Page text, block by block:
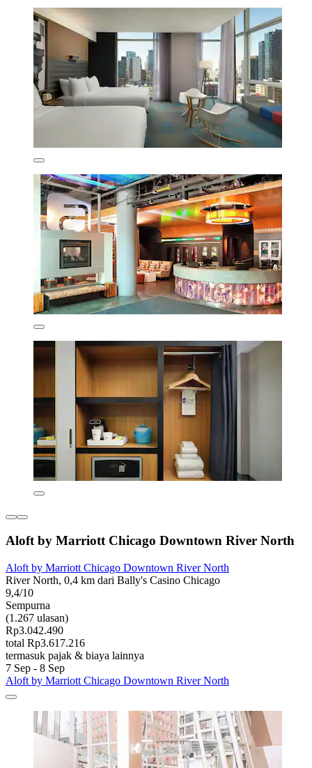
Aloft by Marriott Chicago Downtown River North
Aloft by Marriott Chicago Downtown River North
River North, 0,4 km dari Bally's Casino Chicago
9,4/10
Sempurna
(1.267 ulasan)
Rp3.042.490
total Rp3.617.216
termasuk pajak & biaya lainnya
7 Sep - 8 Sep
Aloft by Marriott Chicago Downtown River North